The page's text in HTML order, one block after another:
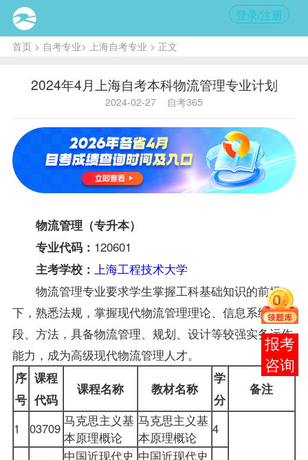
登录/注册
首页> 自考专业> 上海自考专业 > 正文
2024年4月上海自考本科物流管理专业计划
2024-02-27 自考365
物流管理（专升本）
专业代码： 120601
主考学校： 上海工程技术大学
物流管理专业要求学生掌握工科基础知识的前提
下，熟悉法规，掌握现代物流管理理论、信息系统的手
段、方法，具备物流管理、规划、设计等较强实务运作
能力，成为高级现代物流管理人才。
序
号
课程
代码
课程名称 教材名称
学
分
备注
1 03709 马克思主义基
本原理概论
马克思主义基
本原理概论
4
中国近现代史 中国近现代史
在线
客服